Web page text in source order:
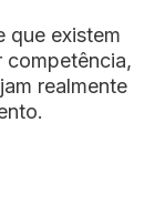
que existem
competência,
realmente